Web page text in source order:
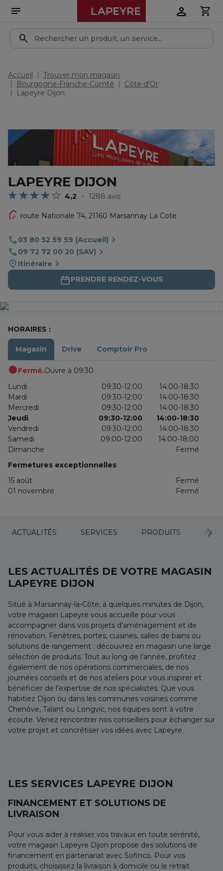
Accueil
Trouver mon magasin
Bourgogne-Franche-Comté
Côte-d'Or
Lapeyre Dijon
LAPEYRE DIJON
4,2 1288 avis
route Nationale 74, 21160 Marsannay La Cote
03 80 52 59 59 (Accueil)
09 72 72 00 20 (SAV)
Itinéraire
PRENDRE RENDEZ-VOUS
HORAIRES :
Magasin Drive Comptoir Pro
Fermé.Ouvre à 09:30
Lundi
09:30-12:00
14:00-18:30
Mardi
09:30-12:00
14:00-18:30
Mercredi
09:30-12:00
14:00-18:30
Jeudi
09:30-12:00
14:00-18:30
Vendredi
09:30-12:00
14:00-18:30
Samedi
09:00-12:00
14:00-18:00
Dimanche
Fermé
Fermetures exceptionnelles
15 août
Fermé
01 novembre
Fermé
ACTUALITÉS SERVICES PRODUITS
LES ACTUALITÉS DE VOTRE MAGASIN
LAPEYRE DIJON
Situé à Marsannay-la-Côte, à quelques minutes de Dijon,
votre magasin Lapeyre vous accueille pour vous
accompagner dans vos projets d’aménagement et de
rénovation. Fenêtres, portes, cuisines, salles de bains ou
solutions de rangement : découvrez en magasin une large
sélection de produits. Tout au long de l’année, profitez
également de nos opérations commerciales, de nos
journées conseils et de nos ateliers pour vous inspirer et
bénéficier de l’expertise de nos spécialistes. Que vous
habitiez Dijon ou dans les communes voisines comme
Chenôve, Talant ou Longvic, nos équipes sont à votre
écoute. Venez rencontrer nos conseillers pour échanger sur
votre projet et concrétiser vos idées avec Lapeyre.
LES SERVICES LAPEYRE DIJON
FINANCEMENT ET SOLUTIONS DE
LIVRAISON
Pour vous aider à réaliser vos travaux en toute sérénité,
votre magasin Lapeyre Dijon propose des solutions de
financement en partenariat avec Sofinco. Pour vos
produits, choisissez la livraison à domicile ou le retrait